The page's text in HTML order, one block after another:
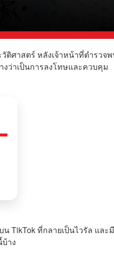
ติศาสตร์ หลังเจ้าหน้าที่ตำรวจ
งว่าเป็นการลงโทษและควบคุม
TikTok ที่กลายเป็นไวรัล และ
าง